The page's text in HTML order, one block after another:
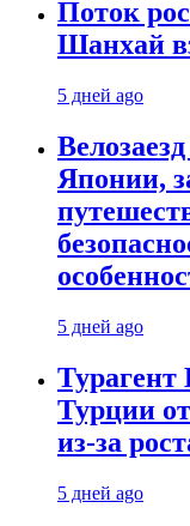
Поток
Шанхай
5 дней ago
Японии,
5 дней ago
Турции
из-за
5 дней ago